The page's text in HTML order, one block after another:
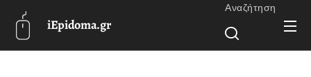
iEpidoma.gr
Αναζήτηση